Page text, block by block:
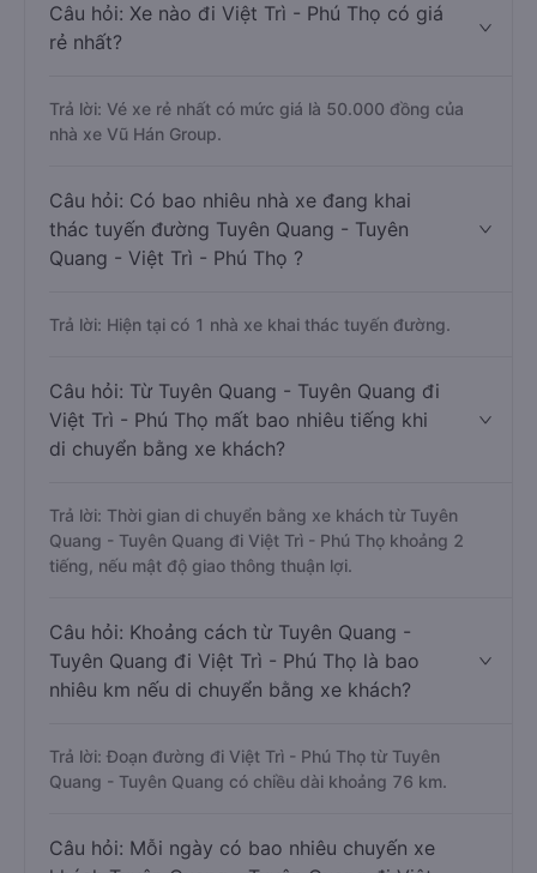
Câu hỏi: Xe nào đi Việt Trì - Phú Thọ có giá
rẻ nhất?
Trả lời: Vé xe rẻ nhất có mức giá là 50.000 đồng của
nhà xe Vũ Hán Group.
Câu hỏi: Có bao nhiêu nhà xe đang khai
thác tuyến đường Tuyên Quang - Tuyên
Quang - Việt Trì - Phú Thọ ?
Trả lời: Hiện tại có 1 nhà xe khai thác tuyến đường.
Câu hỏi: Từ Tuyên Quang - Tuyên Quang đi
Việt Trì - Phú Thọ mất bao nhiêu tiếng khi
di chuyển bằng xe khách?
Trả lời: Thời gian di chuyển bằng xe khách từ Tuyên
Quang - Tuyên Quang đi Việt Trì - Phú Thọ khoảng 2
tiếng, nếu mật độ giao thông thuận lợi.
Câu hỏi: Khoảng cách từ Tuyên Quang -
Tuyên Quang đi Việt Trì - Phú Thọ là bao
nhiêu km nếu di chuyển bằng xe khách?
Trả lời: Đoạn đường đi Việt Trì - Phú Thọ từ Tuyên
Quang - Tuyên Quang có chiều dài khoảng 76 km.
Câu hỏi: Mỗi ngày có bao nhiêu chuyến xe